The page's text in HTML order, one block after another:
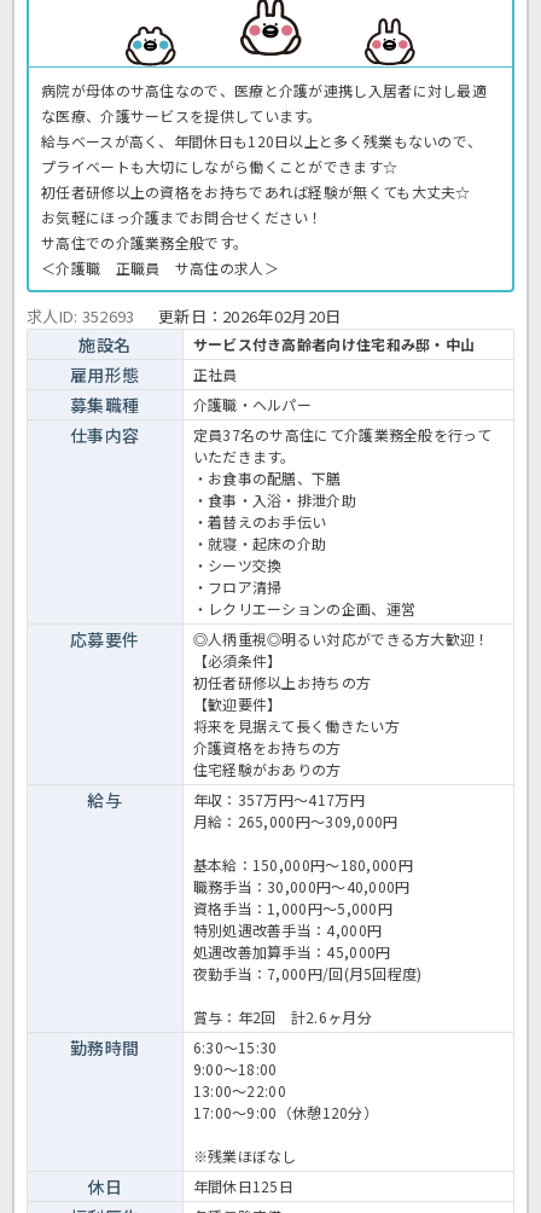
病院が母体のサ高住なので、医療と介護が連携し入居者に対し最適
な医療、介護サービスを提供しています。
給与ベースが高く、年間休日も120日以上と多く残業もないので、
プライベートも大切にしながら働くことができます☆
初任者研修以上の資格をお持ちであれば経験が無くても大丈夫☆
お気軽にほっ介護までお問合せください！
サ高住での介護業務全般です。
＜介護職 正職員 サ高住の求人＞
求人ID: 352693 更新日： 2026年02月20日
施設名 サービス付き高齢者向け住宅和み邸・中山
雇用形態 正社員
募集職種 介護職・ヘルパー
仕事内容
定員37名のサ高住にて介護業務全般を行って
いただきます。
・お食事の配膳、下膳
・食事・入浴・排泄介助
・着替えのお手伝い
・就寝・起床の介助
・シーツ交換
・フロア清掃
・レクリエーションの企画、運営
応募要件
◎人柄重視◎明るい対応ができる方大歓迎！
【必須条件】
初任者研修以上お持ちの方
【歓迎要件】
将来を見据えて長く働きたい方
介護資格をお持ちの方
住宅経験がおありの方
給与
年収：357万円～417万円
月給：265,000円～309,000円
基本給：150,000円～180,000円
職務手当：30,000円～40,000円
資格手当：1,000円～5,000円
特別処遇改善手当：4,000円
処遇改善加算手当：45,000円
夜勤手当：7,000円/回(月5回程度)
賞与：年2回 計2.6ヶ月分
勤務時間
6:30～15:30
9:00～18:00
13:00～22:00
17:00～9:00（休憩120分）
※残業ほぼなし
休日 年間休日125日